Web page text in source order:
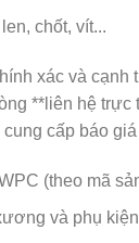
chốt, vít...
xác và cạnh
**liên hệ
cấp báo
(theo mã
và phụ